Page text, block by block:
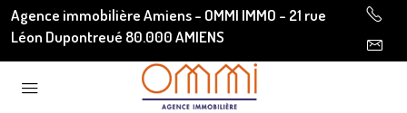
Agence immobilière Amiens - OMMI IMMO - 21 rue
Léon Dupontreué 80.000 AMIENS